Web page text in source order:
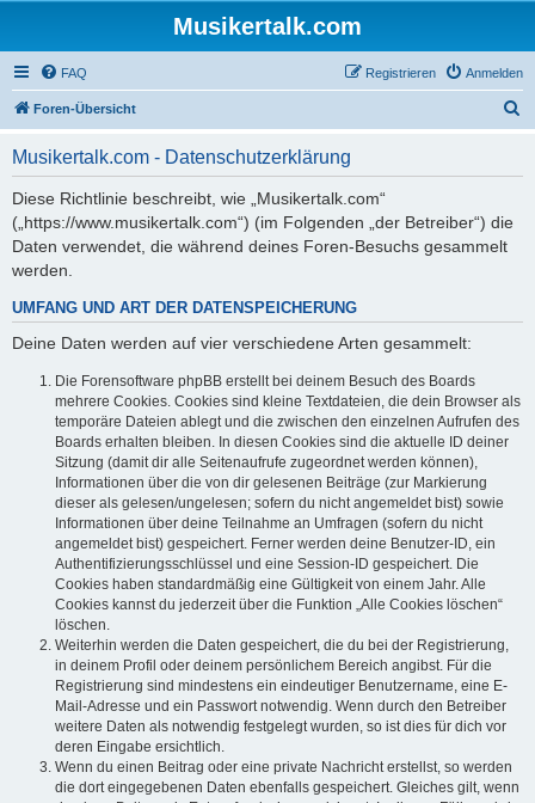
Musikertalk.com
FAQ Anmelden
Registrieren
Foren-Übersicht
Musikertalk.com - Datenschutzerklärung
Diese Richtlinie beschreibt, wie „Musikertalk.com“
(„https://www.musikertalk.com“) (im Folgenden „der Betreiber“) die
Daten verwendet, die während deines Foren-Besuchs gesammelt
werden.
UMFANG UND ART DER DATENSPEICHERUNG
Deine Daten werden auf vier verschiedene Arten gesammelt:
Die Forensoftware phpBB erstellt bei deinem Besuch des Boards
mehrere Cookies. Cookies sind kleine Textdateien, die dein Browser als
temporäre Dateien ablegt und die zwischen den einzelnen Aufrufen des
Boards erhalten bleiben. In diesen Cookies sind die aktuelle ID deiner
Sitzung (damit dir alle Seitenaufrufe zugeordnet werden können),
Informationen über die von dir gelesenen Beiträge (zur Markierung
dieser als gelesen/ungelesen; sofern du nicht angemeldet bist) sowie
Informationen über deine Teilnahme an Umfragen (sofern du nicht
angemeldet bist) gespeichert. Ferner werden deine Benutzer-ID, ein
Authentifizierungsschlüssel und eine Session-ID gespeichert. Die
Cookies haben standardmäßig eine Gültigkeit von einem Jahr. Alle
Cookies kannst du jederzeit über die Funktion „Alle Cookies löschen“
löschen.
Weiterhin werden die Daten gespeichert, die du bei der Registrierung,
in deinem Profil oder deinem persönlichem Bereich angibst. Für die
Registrierung sind mindestens ein eindeutiger Benutzername, eine E-
Mail-Adresse und ein Passwort notwendig. Wenn durch den Betreiber
weitere Daten als notwendig festgelegt wurden, so ist dies für dich vor
deren Eingabe ersichtlich.
Wenn du einen Beitrag oder eine private Nachricht erstellst, so werden
die dort eingegebenen Daten ebenfalls gespeichert. Gleiches gilt, wenn